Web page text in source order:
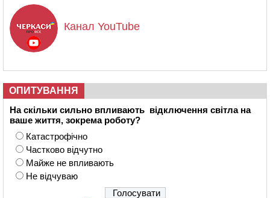
Канал YouTube
ОПИТУВАННЯ
На скільки сильно впливають відключення світла на
ваше життя, зокрема роботу?
Катастрофічно
Частково відчутно
Майже не впливають
Не відчуваю